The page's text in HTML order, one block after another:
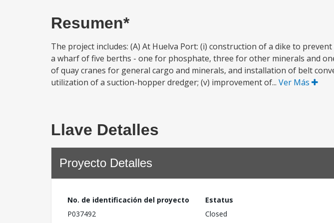
Resumen*
The project includes: (A) At Huelva Port: (i) construction of a dike to
a wharf of five berths - one for phosphate, three for other minerals and
of quay cranes for general cargo and minerals, and installation of belt
utilization of a suction-hopper dredger; (v) improvement of... Ver Más
Llave Detalles
Proyecto Detalles
No. de identificación del proyecto
P037492
Estatus
Closed